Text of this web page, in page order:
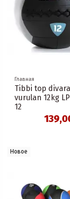
Главная
Tibbi top divara
vurulan 12kg
12
Новое